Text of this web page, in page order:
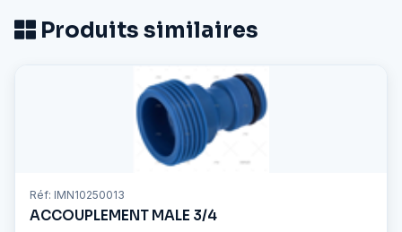
Produits similaires
Réf: IMN10250013
ACCOUPLEMENT MALE 3/4